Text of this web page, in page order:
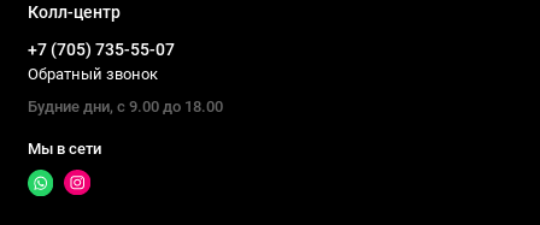
Колл-центр
+7 (705) 735-55-07
Обратный звонок
Будние дни, с 9.00 до 18.00
Мы в сети